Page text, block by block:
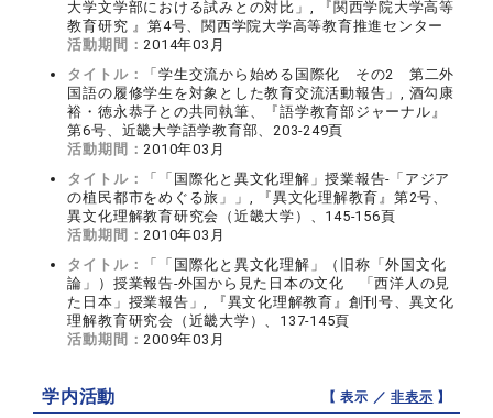
大学文学部における試みとの対比」, 『関西学院大学高等
教育研究 』第4号、関西学院大学高等教育推進センター
活動期間：2014年03月
タイトル：
「学生交流から始める国際化 その2 第二外
国語の履修学生を対象とした教育交流活動報告」, 酒勾康
裕・徳永恭子との共同執筆、『語学教育部ジャーナル』
第6号、近畿大学語学教育部、203‐249頁
活動期間：2010年03月
タイトル：
「「国際化と異文化理解」授業報告‐「アジア
の植民都市をめぐる旅」」, 『異文化理解教育』第2号、
異文化理解教育研究会（近畿大学）、145‐156頁
活動期間：2010年03月
タイトル：
「「国際化と異文化理解」（旧称「外国文化
論」）授業報告‐外国から見た日本の文化 「西洋人の見
た日本」授業報告」, 『異文化理解教育』創刊号、異文化
理解教育研究会（近畿大学）、137‐145頁
活動期間：2009年03月
学内活動 【 表示 ／非表示 】